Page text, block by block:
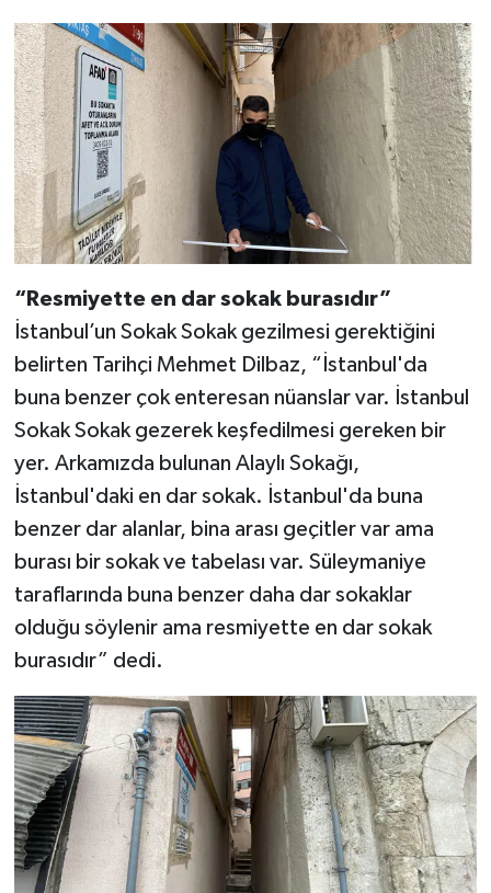
“Resmiyette en dar sokak burasıdır”
İstanbul’un Sokak Sokak gezilmesi gerektiğini
belirten Tarihçi Mehmet Dilbaz, “İstanbul'da
buna benzer çok enteresan nüanslar var. İstanbul
Sokak Sokak gezerek keşfedilmesi gereken bir
yer. Arkamızda bulunan Alaylı Sokağı,
İstanbul'daki en dar sokak. İstanbul'da buna
benzer dar alanlar, bina arası geçitler var ama
burası bir sokak ve tabelası var. Süleymaniye
taraflarında buna benzer daha dar sokaklar
olduğu söylenir ama resmiyette en dar sokak
burasıdır” dedi.